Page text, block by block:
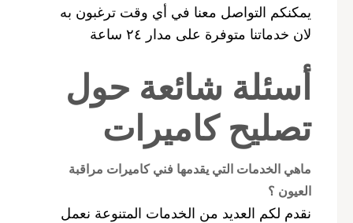
يمكنكم التواصل معنا في أي وقت ترغبون به
لان خدماتنا متوفرة على مدار ٢٤ ساعة
أسئلة شائعة حول
تصليح كاميرات
ماهي الخدمات التي يقدمها فني كاميرات مراقبة
العيون ؟
نقدم لكم العديد من الخدمات المتنوعة نعمل